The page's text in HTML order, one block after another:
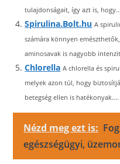
tulajdonságait, így azt is, hogy...
Spirulina.Bolt.hu A
számára könnyen
aminosavak is nagyobb
Chlorella A chlorella és
melyek azon túl, hogy
betegség ellen is hatékonyak....
Nézd meg ezt is:
egészségügyi,